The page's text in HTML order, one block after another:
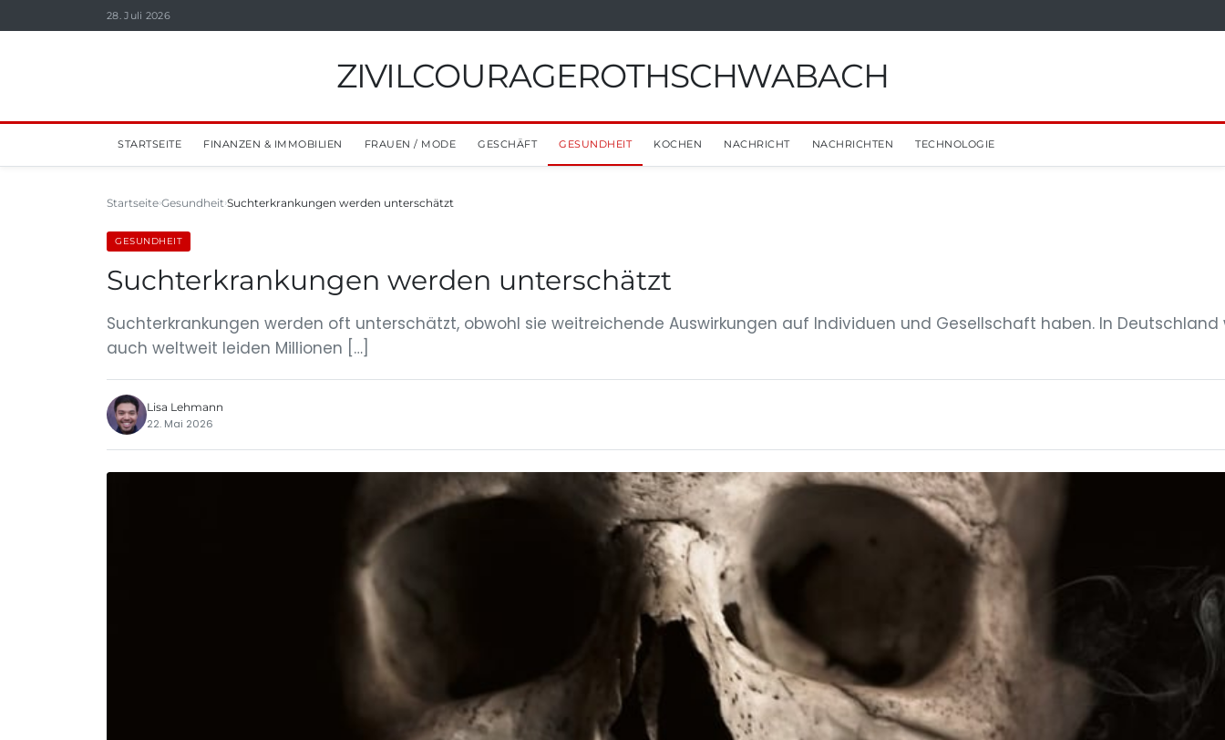
28. Juli 2026
ZIVILCOURAGEROTHSCHWABACH
STARTSEITE FINANZEN & IMMOBILIEN FRAUEN / MODE GESCHÄFT GESUNDHEIT KOCHEN NACHRICHT NACHRICHTEN TECHNOLOGIE
Startseite Gesundheit Suchterkrankungen werden unterschätzt
GESUNDHEIT
Suchterkrankungen werden unterschätzt
Suchterkrankungen werden oft unterschätzt, obwohl sie weitreichende Auswirkungen auf Individuen und Gesellschaft haben. In Deutschland
auch weltweit leiden Millionen […]
Lisa Lehmann
22. Mai 2026